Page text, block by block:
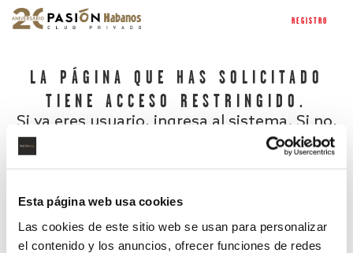
Esta página web usa cookies
Las cookies de este sitio web se usan para personalizar
el contenido y los anuncios, ofrecer funciones de redes
REGISTRO
LA PÁGINA QUE HAS SOLICITADO
TIENE ACCESO RESTRINGIDO.
Si ya eres usuario, ingresa al sistema. Si no,